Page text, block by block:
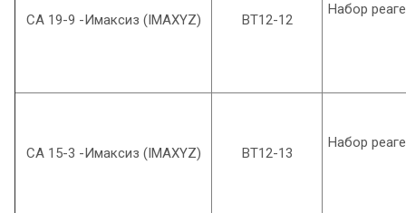
СА 19-9 -Имаксиз (IMAXYZ) ВТ12-12
Набор
СА 15-3 -Имаксиз (IMAXYZ) ВТ12-13
Набор